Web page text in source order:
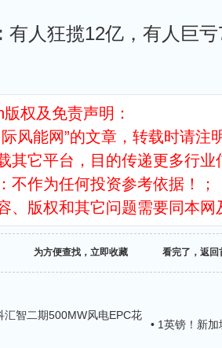
有人狂揽12亿，有人巨
权及免责声明：
风能网”的文章，转载时请注
其它平台，目的传递更多行业
不作为任何投资参考依据！；
、版权和其它问题需要同本网
为方便查找，立即收藏 看完了，返回
汇智二期500MW风电EPC花
• 1英镑！新